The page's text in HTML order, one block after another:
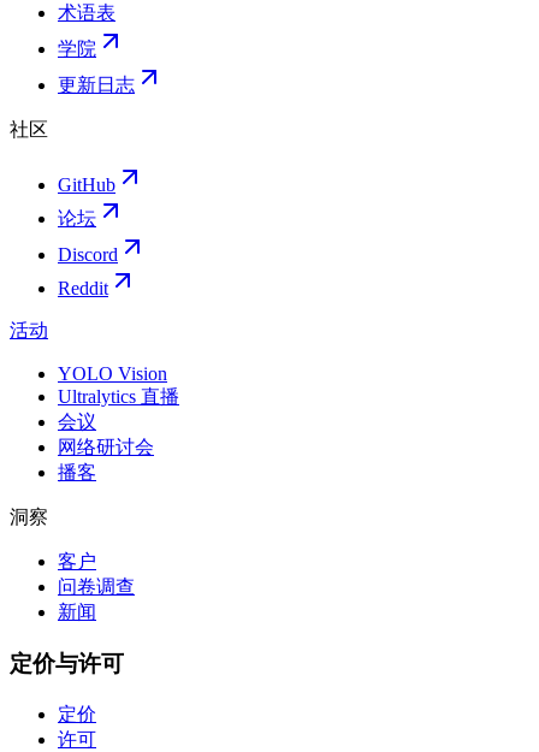
术语表
学院
更新日志
社区
GitHub
论坛
Discord
Reddit
活动
YOLO Vision
Ultralytics 直播
会议
网络研讨会
播客
洞察
客户
问卷调查
新闻
定价与许可
定价
许可